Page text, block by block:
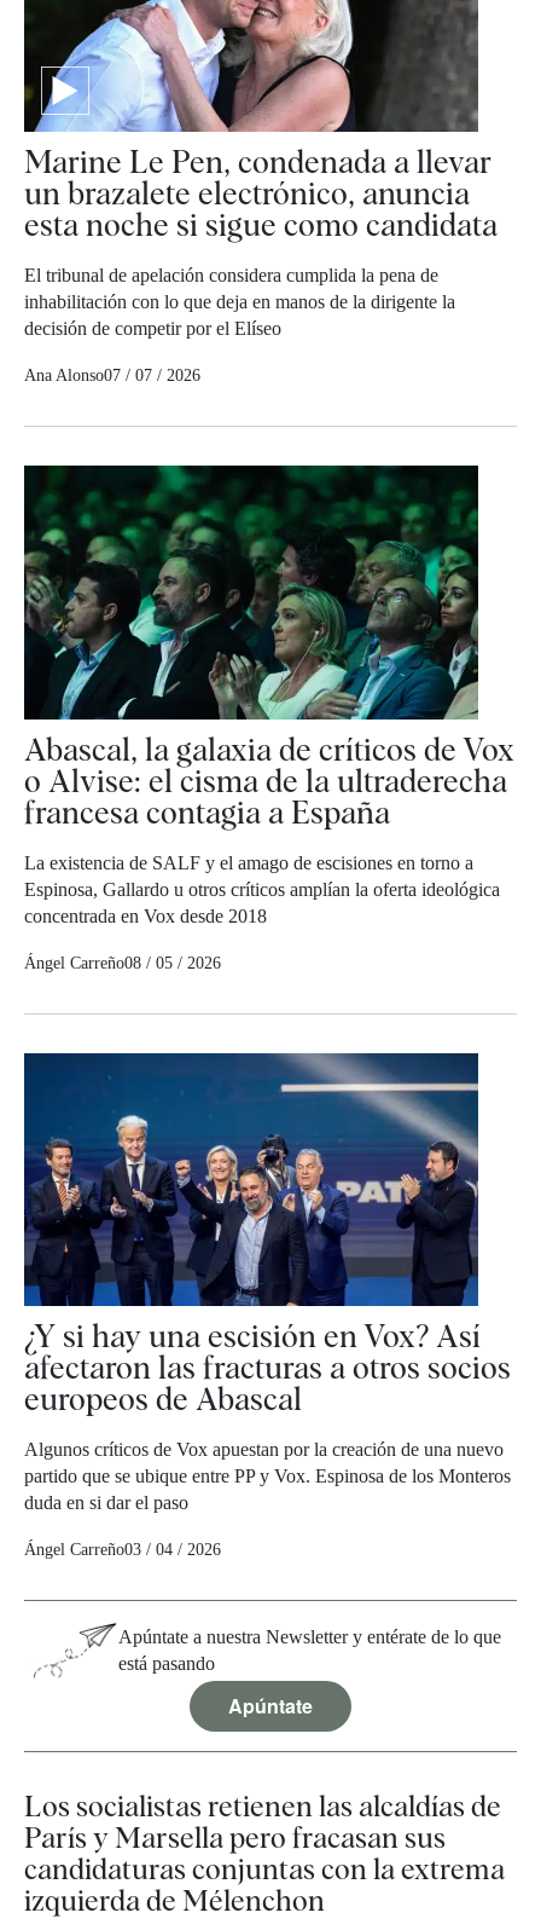
Marine Le Pen, condenada a llevar
un brazalete electrónico, anuncia
esta noche si sigue como candidata
El tribunal de apelación considera cumplida la pena de
inhabilitación con lo que deja en manos de la dirigente la
decisión de competir por el Elíseo
Ana Alonso07 / 07 / 2026
Abascal, la galaxia de críticos de Vox
o Alvise: el cisma de la ultraderecha
francesa contagia a España
La existencia de SALF y el amago de escisiones en torno a
Espinosa, Gallardo u otros críticos amplían la oferta ideológica
concentrada en Vox desde 2018
Ángel Carreño08 / 05 / 2026
¿Y si hay una escisión en Vox? Así
afectaron las fracturas a otros socios
europeos de Abascal
Algunos críticos de Vox apuestan por la creación de una nuevo
partido que se ubique entre PP y Vox. Espinosa de los Monteros
duda en si dar el paso
Ángel Carreño03 / 04 / 2026
Apúntate a nuestra Newsletter y entérate de lo que
está pasando
Apúntate
Los socialistas retienen las alcaldías de
París y Marsella pero fracasan sus
candidaturas conjuntas con la extrema
izquierda de Mélenchon